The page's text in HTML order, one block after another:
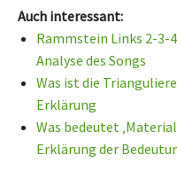
Auch interessant:
Rammstein Links 2-3-
Analyse des Songs
Was ist die
Erklärung
Was bedeutet
Erklärung der